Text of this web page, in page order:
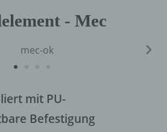
- Mec
mit PU-
Befestigung